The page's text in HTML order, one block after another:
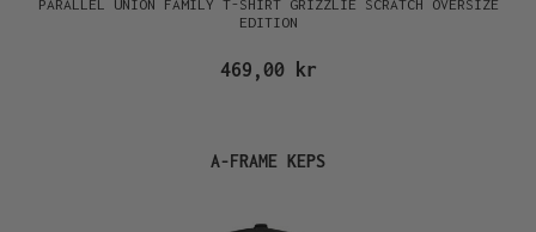
PARALLEL UNION FAMILY T-SHIRT GRIZZLIE SCRATCH OVERSIZE
EDITION
469,00 kr
Hoppa över produktgalleriA-FRAME KEPS